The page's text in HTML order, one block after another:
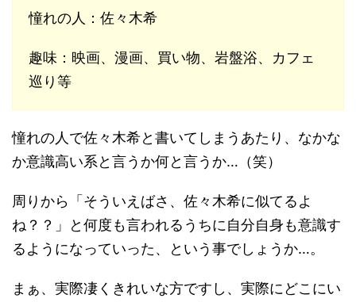
憧れの人：佐々木希
趣味：映画、漫画、買い物、岩盤浴、カフェ
巡り等
憧れの人で佐々木希と書いてしまうあたり、なかな
か意識高い系と言うか何と言うか…（笑）
周りから「そういえばさ、佐々木希に似てるよ
ね？？」と何度も言われるうちに自分自身も意識す
るようになっていった、という事でしょうか…。
まぁ、実際凄くきれいな方ですし、実際にどこにい